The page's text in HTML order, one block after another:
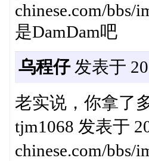
chinese.com/bbs/
是DamDam吧
乌程仔发表于
老实说，你拿了
tjm1068 发表于
chinese.com/